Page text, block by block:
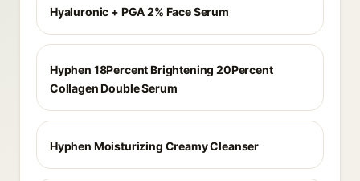
Hyaluronic + PGA 2% Face Serum
Hyphen 18Percent Brightening 20Percent
Collagen Double Serum
Hyphen Moisturizing Creamy Cleanser